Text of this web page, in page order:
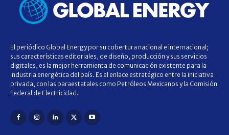
El periódico Global Energy por su cobertura nacional e internacional;
sus características editoriales, de diseño, producción y sus servicios
digitales, es la mejor herramienta de comunicación existente para la
industria energética del país. Es el enlace estratégico entre la iniciativa
privada, con las paraestatales como Petróleos Mexicanos y la Comisión
Federal de Electricidad.